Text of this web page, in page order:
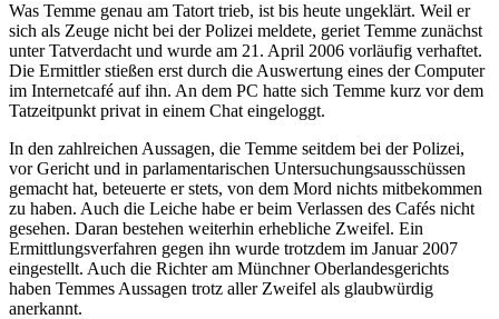
Was Temme genau am Tatort trieb, ist bis heute ungeklärt. Weil er
sich als Zeuge nicht bei der Polizei meldete, geriet Temme zunächst
unter Tatverdacht und wurde am 21. April 2006 vorläufig verhaftet.
Die Ermittler stießen erst durch die Auswertung eines der Computer
im Internetcafé auf ihn. An dem PC hatte sich Temme kurz vor dem
Tatzeitpunkt privat in einem Chat eingeloggt.
In den zahlreichen Aussagen, die Temme seitdem bei der Polizei,
vor Gericht und in parlamentarischen Untersuchungsausschüssen
gemacht hat, beteuerte er stets, von dem Mord nichts mitbekommen
zu haben. Auch die Leiche habe er beim Verlassen des Cafés nicht
gesehen. Daran bestehen weiterhin erhebliche Zweifel. Ein
Ermittlungsverfahren gegen ihn wurde trotzdem im Januar 2007
eingestellt. Auch die Richter am Münchner Oberlandesgerichts
haben Temmes Aussagen trotz aller Zweifel als glaubwürdig
anerkannt.